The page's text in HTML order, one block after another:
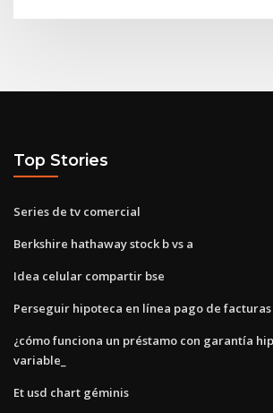
Top Stories
Series de tv comercial
Berkshire hathaway stock b vs a
Idea celular compartir bse
Perseguir hipoteca en línea pago de facturas
¿cómo funciona un préstamo con garantía
variable_
Et usd chart géminis